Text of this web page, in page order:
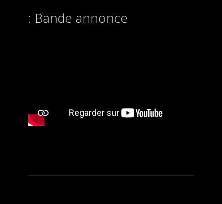
Bande annonce